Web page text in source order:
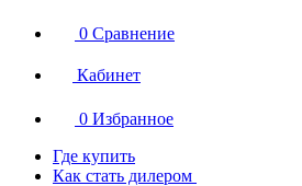
0 Сравнение
Кабинет
0 Избранное
Где купить
Как стать дилером